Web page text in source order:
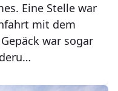
Eine Stelle war
mit dem
war sogar